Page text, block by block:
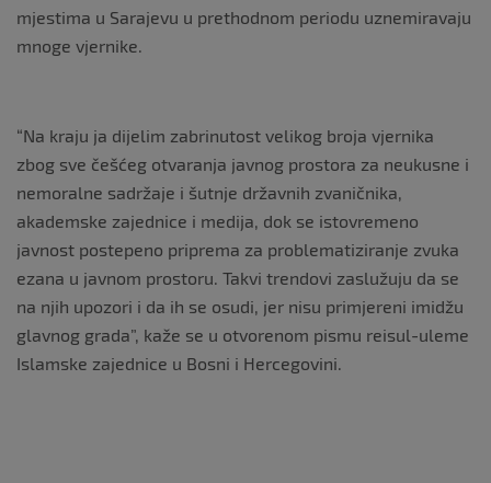
mjestima u Sarajevu u prethodnom periodu uznemiravaju
mnoge vjernike.
“Na kraju ja dijelim zabrinutost velikog broja vjernika
zbog sve češćeg otvaranja javnog prostora za neukusne i
nemoralne sadržaje i šutnje državnih zvaničnika,
akademske zajednice i medija, dok se istovremeno
javnost postepeno priprema za problematiziranje zvuka
ezana u javnom prostoru. Takvi trendovi zaslužuju da se
na njih upozori i da ih se osudi, jer nisu primjereni imidžu
glavnog grada”, kaže se u otvorenom pismu reisul-uleme
Islamske zajednice u Bosni i Hercegovini.